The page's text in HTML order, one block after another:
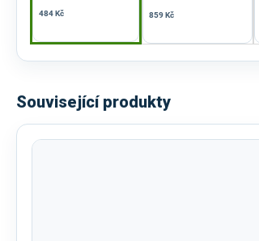
484 Kč 859 Kč
Související produkty